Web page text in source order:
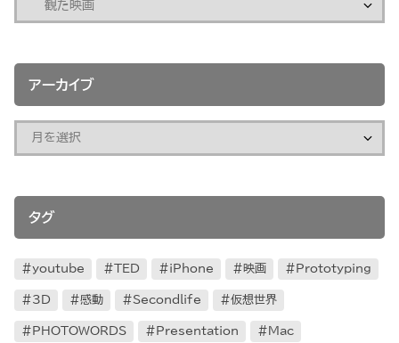
アーカイブ
タグ
youtube TED iPhone 映画 Prototyping
3D 感動 Secondlife 仮想世界
PHOTOWORDS Presentation Mac